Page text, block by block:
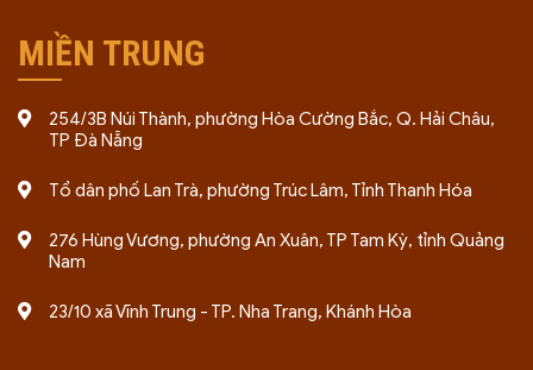
MIỀN TRUNG
254/3B Núi Thành, phường Hòa Cường Bắc, Q. Hải Châu,
TP Đà Nẵng
Tổ dân phố Lan Trà, phường Trúc Lâm, Tỉnh Thanh Hóa
276 Hùng Vương, phường An Xuân, TP Tam Kỳ, tỉnh Quảng
Nam
23/10 xã Vĩnh Trung - TP. Nha Trang, Khánh Hòa